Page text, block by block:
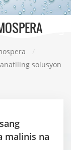
/
solusyon
malinis na